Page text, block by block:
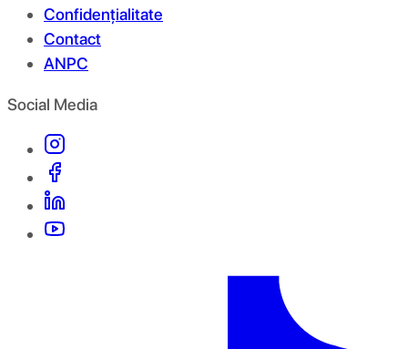
Confidențialitate
Contact
ANPC
Social Media